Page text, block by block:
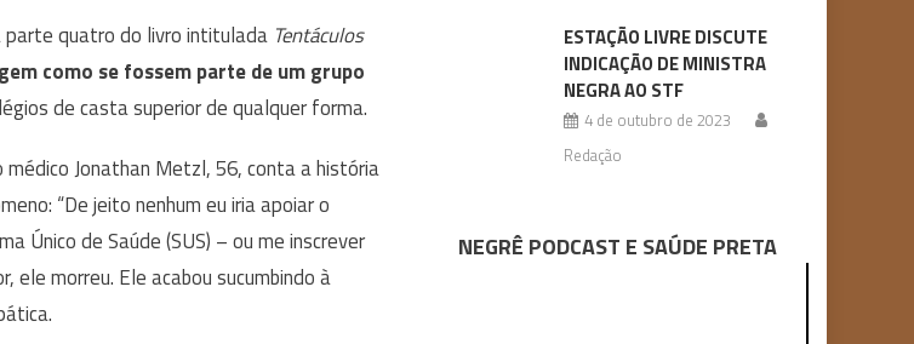
quatro do livro intitulada Tentáculos
como se fossem parte de um grupo
de casta superior de qualquer forma.
médico Jonathan Metzl, 56, conta a história
“De jeito nenhum eu iria apoiar o
Único de Saúde (SUS) – ou me inscrever
ele morreu. Ele acabou sucumbindo à
ESTAÇÃO LIVRE DISCUTE
INDICAÇÃO DE MINISTRA
NEGRA AO STF
4 de outubro de 2023
Redação
NEGRÊ PODCAST E SAÚDE PRETA